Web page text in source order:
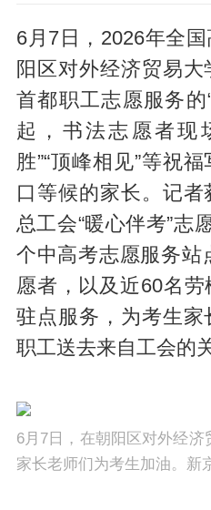
6月7日，2026年全
阳区对外经济贸易大
首都职工志愿服务的
起，书法志愿者现
胜”“顶峰相见”等祝
口等候的家长。记
总工会“暖心伴考”志
个中高考志愿服务站
愿者，以及近60名劳
驻点服务，为考生
职工送去来自工会的
6月7日，在朝阳区对外经济
家长老师们为考生加油。新